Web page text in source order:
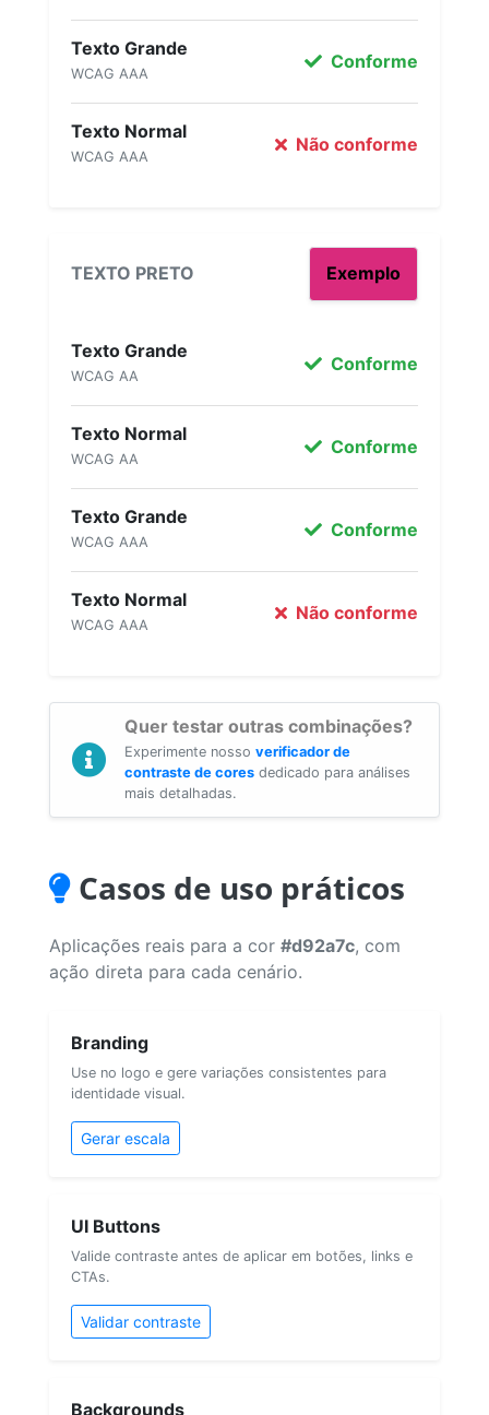
Texto Grande
WCAG AAA
Conforme
Texto Normal
WCAG AAA
Não conforme
TEXTO PRETO Exemplo
Texto Grande
WCAG AA
Conforme
Texto Normal
WCAG AA
Conforme
Texto Grande
WCAG AAA
Conforme
Texto Normal
WCAG AAA
Não conforme
Quer testar outras combinações?
Experimente nosso verificador de
contraste de cores dedicado para análises
mais detalhadas.
Casos de uso práticos
Aplicações reais para a cor #d92a7c, com
ação direta para cada cenário.
Branding
Use no logo e gere variações consistentes para
identidade visual.
Gerar escala
UI Buttons
Valide contraste antes de aplicar em botões, links e
CTAs.
Validar contraste
Backgrounds